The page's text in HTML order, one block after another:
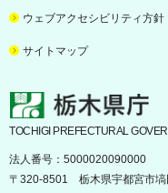
ウェブアクセシビリティ方針
サイトマップ
栃木県庁
TOCHIGI PREFECTURAL
法人番号：5000020090000
〒320-8501 栃木県宇都宮市塙